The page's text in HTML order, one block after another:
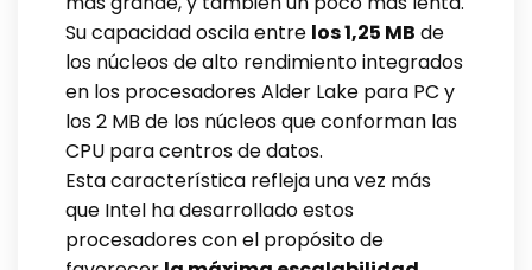
Su capacidad oscila entre los 1,25 MB de
los núcleos de alto rendimiento integrados
en los procesadores Alder Lake para PC y
los 2 MB de los núcleos que conforman las
CPU para centros de datos.
Esta característica refleja una vez más
que Intel ha desarrollado estos
procesadores con el propósito de